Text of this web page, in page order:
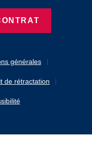
générales
de rétractation